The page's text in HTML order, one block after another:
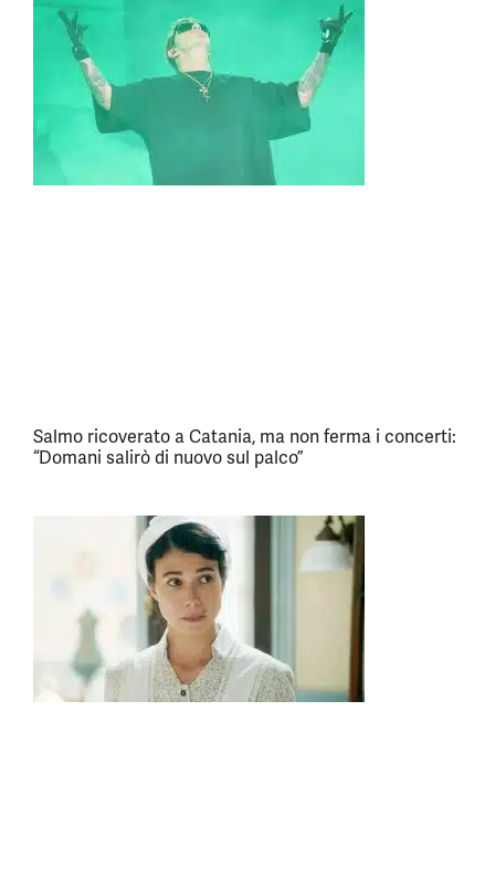
Salmo ricoverato a Catania, ma non ferma i concerti:
“Domani salirò di nuovo sul palco”